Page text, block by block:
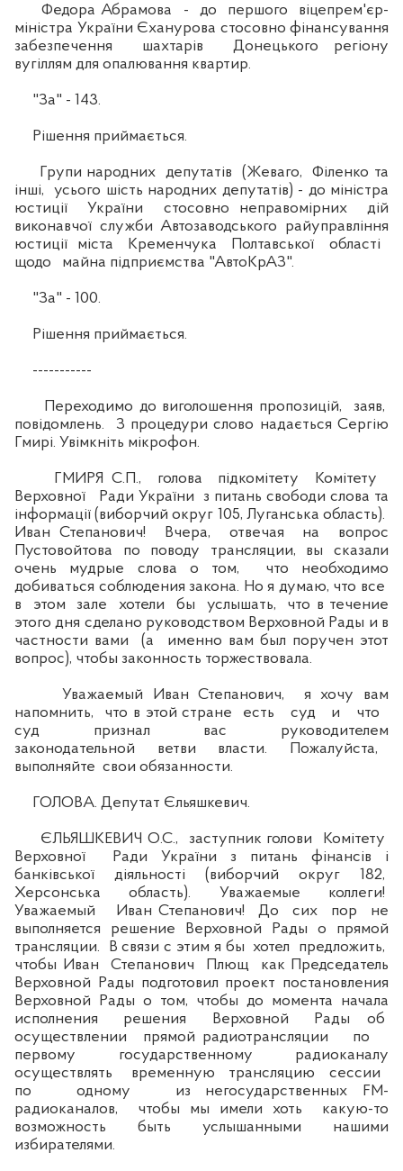
Федора Абрамова - до першого віцепрем'єр-
міністра України Єханурова стосовно фінансування
забезпечення шахтарів Донецького регіону
вугіллям для опалювання квартир.
"За" - 143.
Рішення приймається.
Групи народних депутатів (Жеваго, Філенко та
інші, усього шість народних депутатів) - до міністра
юстиції України стосовно неправомірних дій
виконавчої служби Автозаводського райуправління
юстиції міста Кременчука Полтавської області
щодо майна підприємства "АвтоКрАЗ".
"За" - 100.
Рішення приймається.
-----------
Переходимо до виголошення пропозицій, заяв,
повідомлень. З процедури слово надається Сергію
Гмирі. Увімкніть мікрофон.
ГМИРЯ С.П., голова підкомітету Комітету
Верховної Ради України з питань свободи слова та
інформації (виборчий округ 105, Луганська область).
Иван Степанович! Вчера, отвечая на вопрос
Пустовойтова по поводу трансляции, вы сказали
очень мудрые слова о том, что необходимо
добиваться соблюдения закона. Но я думаю, что все
в этом зале хотели бы услышать, что в течение
этого дня сделано руководством Верховной Рады и в
частности вами (а именно вам был поручен этот
вопрос), чтобы законность торжествовала.
Уважаемый Иван Степанович, я хочу вам
напомнить, что в этой стране есть суд и что
суд признал вас руководителем
законодательной ветви власти. Пожалуйста,
выполняйте свои обязанности.
ГОЛОВА. Депутат Єльяшкевич.
ЄЛЬЯШКЕВИЧ О.С., заступник голови Комітету
Верховної Ради України з питань фінансів і
банківської діяльності (виборчий округ 182,
Херсонська область). Уважаемые коллеги!
Уважаемый Иван Степанович! До сих пор не
выполняется решение Верховной Рады о прямой
трансляции. В связи с этим я бы хотел предложить,
чтобы Иван Степанович Плющ как Председатель
Верховной Рады подготовил проект постановления
Верховной Рады о том, чтобы до момента начала
исполнения решения Верховной Рады об
осуществлении прямой радиотрансляции по
первому государственному радиоканалу
осуществлять временную трансляцию сессии
по одному из негосударственных FM-
радиоканалов, чтобы мы имели хоть какую-то
возможность быть услышанными нашими
избирателями.